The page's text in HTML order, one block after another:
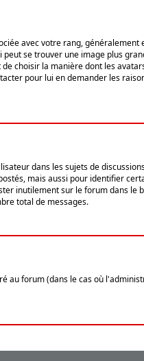
avec votre rang,
se trouver une image plus
choisir la manière dont les
pour lui en demander les
dans les sujets de
mais aussi pour identifier
inutilement sur le forum dans le
total de messages.
au forum (dans le cas où